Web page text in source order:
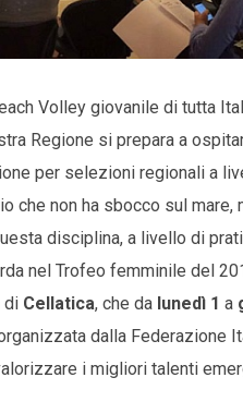
Volley giovanile di tutta
Regione si prepara a
per selezioni regionali a
che non ha sbocco sul mare,
disciplina, a livello di
nel Trofeo femminile del
di Cellatica, che da lunedì 1 a
dalla Federazione
i migliori talenti